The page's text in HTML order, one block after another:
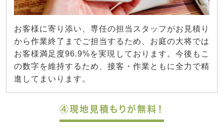
お客様に寄り添い、専任の担当スタッフがお見積り
から作業終了までご担当するため、お庭の大将では
お客様満足度96.9%を実現しております。今後もこ
の数字を維持するため、接客・作業ともに全力で精
進してまいります。
④現地見積もりが無料！